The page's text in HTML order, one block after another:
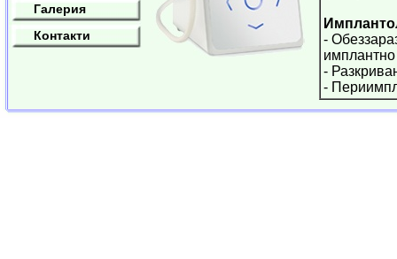
Галерия
Контакти
-
-
-